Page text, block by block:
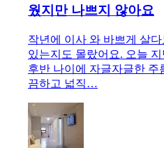
웠지만 나쁘지 않아요
작년에 이사 와 바쁘게 살
있는지도 몰랐어요. 오늘
후반 나이에 자글자글한
끔하고 넓직…